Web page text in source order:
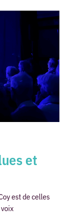
et
est de celles